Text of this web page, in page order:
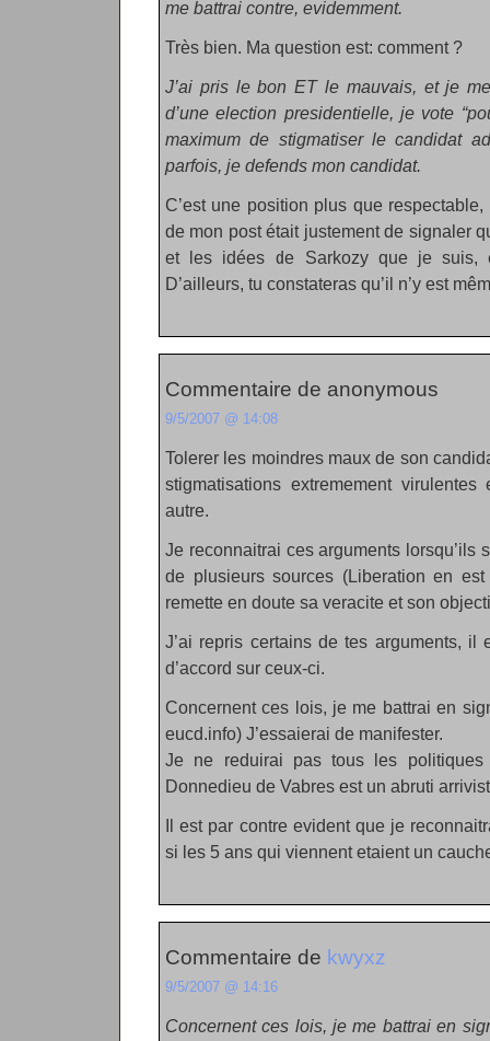
me battrai contre, evidemment.
Très bien. Ma question est: comment ?
J’ai pris le bon ET le mauvais, et je
d’une election presidentielle, je vote
maximum de stigmatiser le candidat
parfois, je defends mon candidat.
C’est une position plus que
de mon post était justement de signaler
et les idées de Sarkozy que je suis,
D’ailleurs, tu constateras qu’il n’y est
Commentaire de anonymous
9/5/2007 @ 14:08
Tolerer les moindres maux de son
stigmatisations extremement
autre.
Je reconnaitrai ces arguments lorsqu’ils
de plusieurs sources (Liberation en
remette en doute sa veracite et son
J’ai repris certains de tes arguments,
d’accord sur ceux-ci.
Concernent ces lois, je me battrai en
eucd.info) J’essaierai de manifester.
Je ne reduirai pas tous les
Donnedieu de Vabres est un abruti
Il est par contre evident que je
si les 5 ans qui viennent etaient un
Commentaire de kwyxz
9/5/2007 @ 14:16
Concernent ces lois, je me battrai en